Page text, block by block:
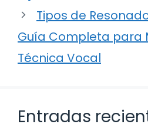
Tipos de
Guía Completa para
Técnica Vocal
Entradas